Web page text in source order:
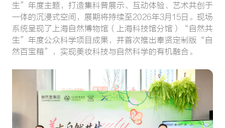
生”年度主题，打造集科普展示、互动体验、艺术共创于
一体的沉浸式空间，展期将持续至2026年3月15日。现场
系统呈现了上海自然博物馆（上海科技馆分馆）“自然共
生”年度公众科学项目成果，并首次推出奉贤定制版“自
然百宝箱”，实现美妆科技与自然科学的有机融合。